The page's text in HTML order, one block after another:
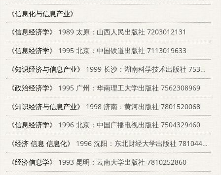
《信息化与信息产业》
《信息经济学》
1989 太原：山西人民出版社 7203012131
《信息经济学》
1995 北京：中国铁道出版社 7113019633
《知识经济与信息产业》
1999 长沙：湖南科学技术出版社 7535725422
《政治经济学》
1995 广州：华南理工大学出版社 7562308969
《知识经济与信息产业》
1998 济南：黄河出版社 7801520068
《信息经济学》
1996 北京：中国广播电视出版社 7504329460
《经济 信息 信息化》
1996 沈阳：东北财经大学出版社 7810441450
《经济信息学》
1993 昆明：云南大学出版社 7810252860